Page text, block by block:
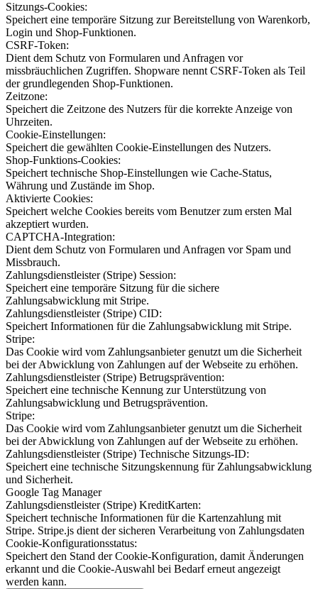
Sitzungs-Cookies:
Speichert eine temporäre Sitzung zur Bereitstellung von Warenkorb,
Login und Shop-Funktionen.
CSRF-Token:
Dient dem Schutz von Formularen und Anfragen vor
missbräuchlichen Zugriffen. Shopware nennt CSRF-Token als Teil
der grundlegenden Shop-Funktionen.
Zeitzone:
Speichert die Zeitzone des Nutzers für die korrekte Anzeige von
Uhrzeiten.
Cookie-Einstellungen:
Speichert die gewählten Cookie-Einstellungen des Nutzers.
Shop-Funktions-Cookies:
Speichert technische Shop-Einstellungen wie Cache-Status,
Währung und Zustände im Shop.
Aktivierte Cookies:
Speichert welche Cookies bereits vom Benutzer zum ersten Mal
akzeptiert wurden.
CAPTCHA-Integration:
Dient dem Schutz von Formularen und Anfragen vor Spam und
Missbrauch.
Zahlungsdienstleister (Stripe) Session:
Speichert eine temporäre Sitzung für die sichere
Zahlungsabwicklung mit Stripe.
Zahlungsdienstleister (Stripe) CID:
Speichert Informationen für die Zahlungsabwicklung mit Stripe.
Stripe:
Das Cookie wird vom Zahlungsanbieter genutzt um die Sicherheit
bei der Abwicklung von Zahlungen auf der Webseite zu erhöhen.
Zahlungsdienstleister (Stripe) Betrugsprävention:
Speichert eine technische Kennung zur Unterstützung von
Zahlungsabwicklung und Betrugsprävention.
Stripe:
Das Cookie wird vom Zahlungsanbieter genutzt um die Sicherheit
bei der Abwicklung von Zahlungen auf der Webseite zu erhöhen.
Zahlungsdienstleister (Stripe) Technische Sitzungs-ID:
Speichert eine technische Sitzungskennung für Zahlungsabwicklung
und Sicherheit.
Google Tag Manager
Zahlungsdienstleister (Stripe) KreditKarten:
Speichert technische Informationen für die Kartenzahlung mit
Stripe. Stripe.js dient der sicheren Verarbeitung von Zahlungsdaten
Cookie-Konfigurationsstatus:
Speichert den Stand der Cookie-Konfiguration, damit Änderungen
erkannt und die Cookie-Auswahl bei Bedarf erneut angezeigt
werden kann.